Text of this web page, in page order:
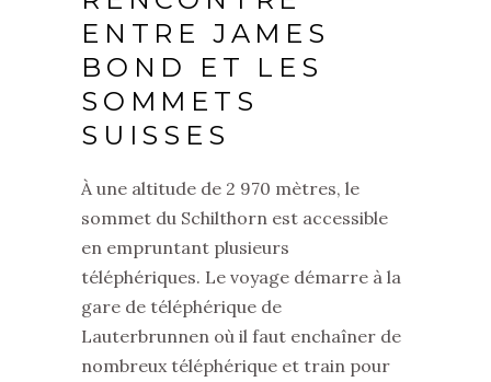
ENTRE JAMES
BOND ET LES
SOMMETS
SUISSES
À une altitude de 2 970 mètres, le
sommet du Schilthorn est accessible
en empruntant plusieurs
téléphériques. Le voyage démarre à la
gare de téléphérique de
Lauterbrunnen où il faut enchaîner de
nombreux téléphérique et train pour